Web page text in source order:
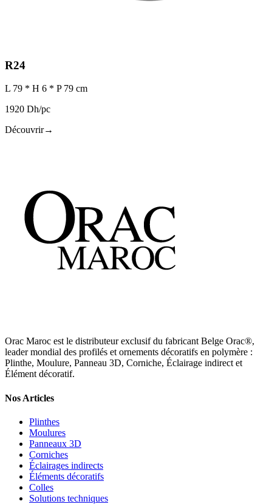
R24
L 79 * H 6 * P 79 cm
1920 Dh/pc
Découvrir→
Orac Maroc est le distributeur exclusif du fabricant Belge Orac®,
leader mondial des profilés et ornements décoratifs en polymère :
Plinthe, Moulure, Panneau 3D, Corniche, Éclairage indirect et
Élément décoratif.
Nos Articles
Plinthes
Moulures
Panneaux 3D
Corniches
Éclairages indirects
Éléments décoratifs
Colles
Solutions techniques